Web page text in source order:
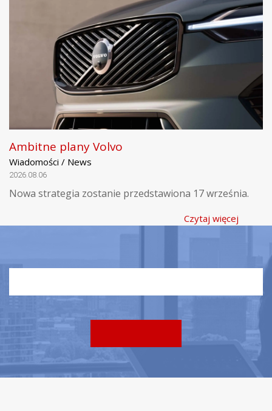
Ambitne plany Volvo
Wiadomości / News
2026.08.06
Nowa strategia zostanie przedstawiona 17 września.
Czytaj więcej